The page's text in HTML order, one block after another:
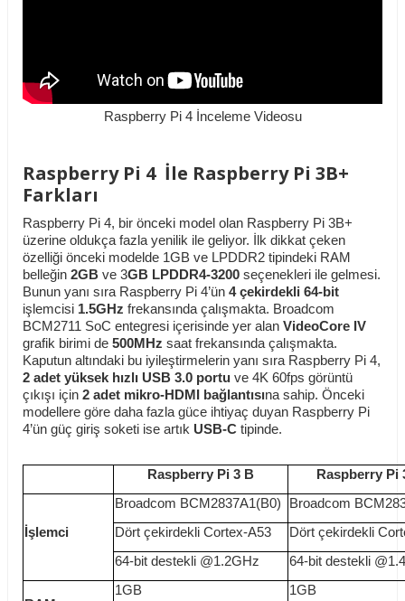
Raspberry Pi 4 İnceleme Videosu
Raspberry Pi 4 İle Raspberry Pi 3B+
Farkları
Raspberry Pi 4, bir önceki model olan Raspberry Pi 3B+
üzerine oldukça fazla yenilik ile geliyor. İlk dikkat çeken
özelliği önceki modelde 1GB ve LPDDR2 tipindeki RAM
belleğin 2GB ve 3GB LPDDR4-3200 seçenekleri ile gelmesi.
Bunun yanı sıra Raspberry Pi 4’ün 4 çekirdekli 64-bit
işlemcisi 1.5GHz frekansında çalışmakta. Broadcom
BCM2711 SoC entegresi içerisinde yer alan VideoCore IV
grafik birimi de 500MHz saat frekansında çalışmakta.
Kaputun altındaki bu iyileştirmelerin yanı sıra Raspberry Pi 4,
2 adet yüksek hızlı USB 3.0 portu ve 4K 60fps görüntü
çıkışı için 2 adet mikro-HDMI bağlantısına sahip. Önceki
modellere göre daha fazla güce ihtiyaç duyan Raspberry Pi
4’ün güç giriş soketi ise artık USB-C tipinde.
Raspberry Pi 3 B Raspberry Pi
İşlemci
Broadcom BCM2837A1(B0)
Broadcom
Dört çekirdekli Cortex-A53
Dört çekirdekli
64-bit destekli @1.2GHz
64-bit destekli
1GB
1GB